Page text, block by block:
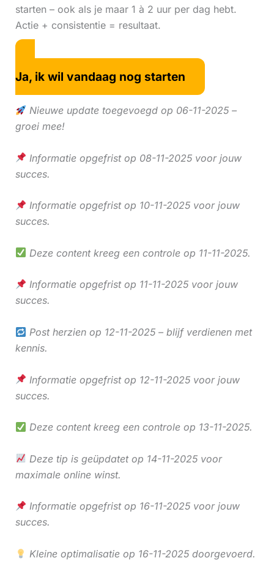
starten – ook als je maar 1 à 2 uur per dag hebt.
Actie + consistentie = resultaat.
Ja, ik wil vandaag nog starten
Nieuwe update toegevoegd op 06-11-2025 –
groei mee!
Informatie opgefrist op 08-11-2025 voor jouw
succes.
Informatie opgefrist op 10-11-2025 voor jouw
succes.
Deze content kreeg een controle op 11-11-2025.
Informatie opgefrist op 11-11-2025 voor jouw
succes.
Post herzien op 12-11-2025 – blijf verdienen met
kennis.
Informatie opgefrist op 12-11-2025 voor jouw
succes.
Deze content kreeg een controle op 13-11-2025.
Deze tip is geüpdatet op 14-11-2025 voor
maximale online winst.
Informatie opgefrist op 16-11-2025 voor jouw
succes.
Kleine optimalisatie op 16-11-2025 doorgevoerd.